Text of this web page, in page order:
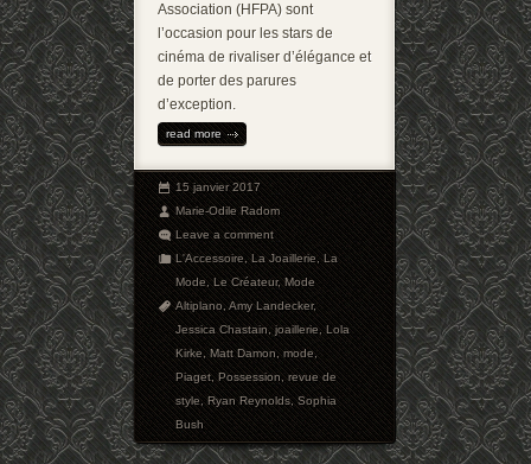
Association (HFPA) sont
l’occasion pour les stars de
cinéma de rivaliser d’élégance et
de porter des parures
d’exception.
read more
15 janvier 2017
Marie-Odile Radom
Leave a comment
L'Accessoire,La Joaillerie,La
Mode,Le Créateur,Mode
Altiplano,Amy Landecker,
Jessica Chastain,joaillerie,Lola
Kirke,Matt Damon,mode,
Piaget,Possession,revue de
style,Ryan Reynolds,Sophia
Bush